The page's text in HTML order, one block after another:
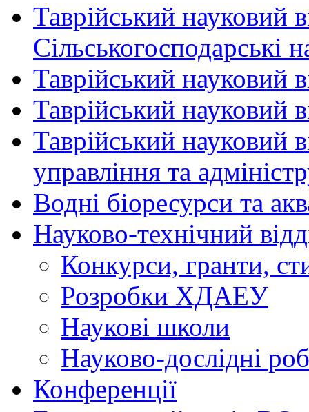
Таврійський науковий
Сільськогосподарські
Таврійський науковий
Таврійський науковий
Таврійський науковий
управління та
Водні біоресурси та
Науково-технічний
Конкурси, гранти,
Розробки ХДАЕУ
Наукові школи
Науково-дослідні
Конференції